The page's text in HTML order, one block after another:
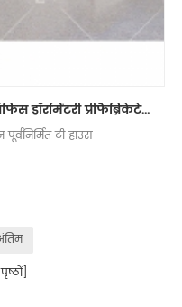
मनीबॉक्स स्टील स्ट्रक्चर बिल्डिंग ऑफिस डॉरमिंटरी प्रीफैब्रिकेटेड टी हाउस
टी हाउस
पृष्ठों]